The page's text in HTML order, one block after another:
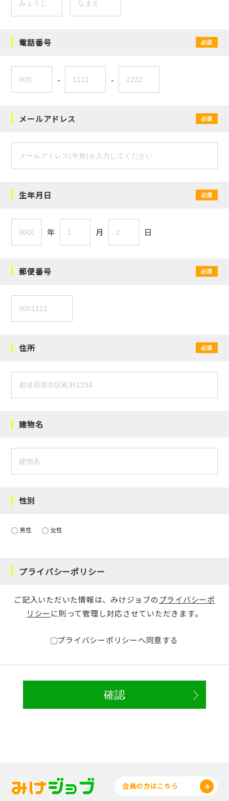
電話番号 必須
- -
メールアドレス 必須
生年月日 必須
年 月 日
郵便番号 必須
住所 必須
建物名
性別
男性 女性
プライバシーポリシー
ご記入いただいた情報は、みけジョブのプライバシーポ
リシー に則って管理し対応させていただきます。
プライバシーポリシーへ同意する
会員の方はこちら